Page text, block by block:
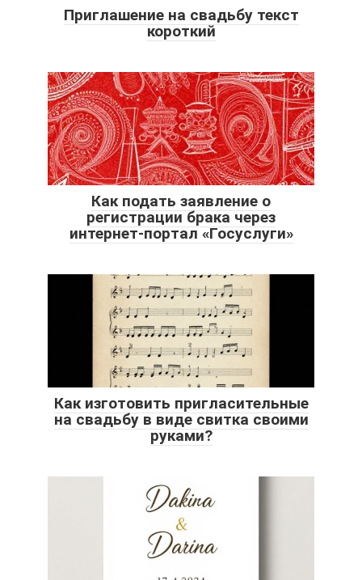
Приглашение на свадьбу текст
короткий
Как подать заявление о
регистрации брака через
интернет-портал «Госуслуги»
Как изготовить пригласительные
на свадьбу в виде свитка своими
руками?